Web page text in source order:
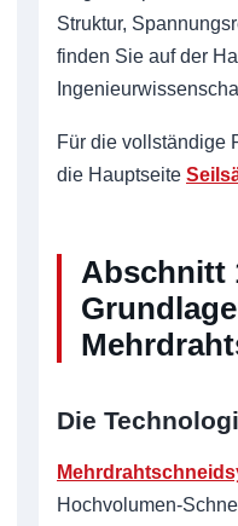
Struktur,
finden Sie auf der
Für die vollständige
die Hauptseite
Abschnitt
Die
Hochvolumen-